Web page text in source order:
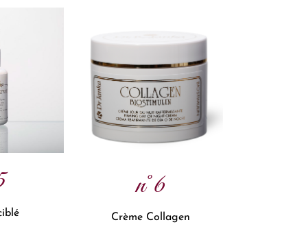
n°6
Crème Collagen